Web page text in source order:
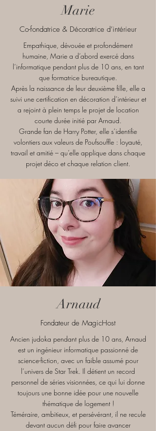
Marie
Co-fondatrice & Décoratrice d’intérieur
Empathique, dévouée et profondément
humaine, Marie a d’abord exercé dans
l’informatique pendant plus de 10 ans, en tant
que formatrice bureautique.
Après la naissance de leur deuxième fille, elle a
suivi une certification en décoration d’intérieur et
a rejoint à plein temps le projet de location
courte durée initié par Arnaud.
Grande fan de Harry Potter, elle s’identifie
volontiers aux valeurs de Poufsouffle : loyauté,
travail et amitié – qu’elle applique dans chaque
projet déco et chaque relation client.
Arnaud
Fondateur de MagicHost
Ancien judoka pendant plus de 10 ans, Arnaud
est un ingénieur informatique passionné de
science-fiction, avec un faible assumé pour
l’univers de Star Trek. Il détient un record
personnel de séries visionnées, ce qui lui donne
toujours une bonne idée pour une nouvelle
thématique de logement !
Téméraire, ambitieux, et persévérant, il ne recule
devant aucun défi pour faire avancer